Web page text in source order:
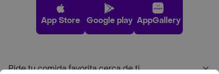
App Store Google play AppGallery
Pide tu comida favorita cerca de ti